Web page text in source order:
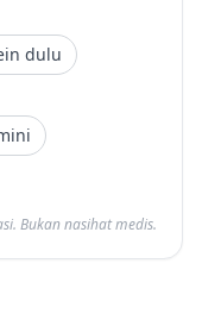
dulu
Bukan nasihat medis.